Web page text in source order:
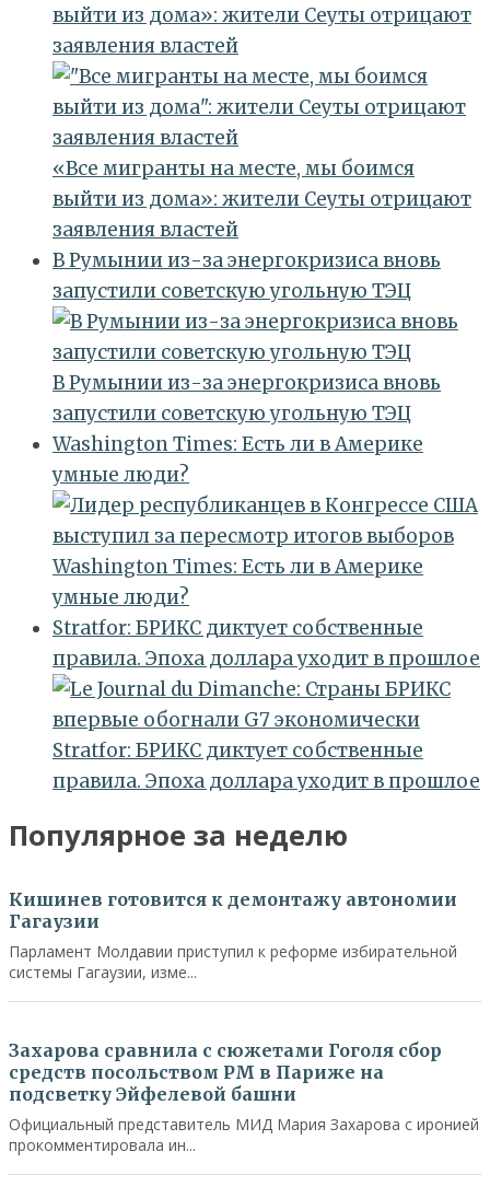
выйти из дома»: жители Сеуты отрицают
заявления властей
«Все мигранты на месте, мы боимся
выйти из дома»: жители Сеуты отрицают
заявления властей
В Румынии из-за энергокризиса вновь
запустили советскую угольную ТЭЦ
В Румынии из-за энергокризиса вновь
запустили советскую угольную ТЭЦ
Washington Times: Есть ли в Америке
умные люди?
Washington Times: Есть ли в Америке
умные люди?
Stratfor: БРИКС диктует собственные
правила. Эпоха доллара уходит в прошлое
Stratfor: БРИКС диктует собственные
правила. Эпоха доллара уходит в прошлое
Популярное за неделю
Политика
Кишинев готовится к демонтажу автономии
Гагаузии
Парламент Молдавии приступил к реформе избирательной
системы Гагаузии, изме...
Политика
Захарова сравнила с сюжетами Гоголя сбор
средств посольством РМ в Париже на
подсветку Эйфелевой башни
Официальный представитель МИД Мария Захарова с иронией
прокомментировала ин...
В мире